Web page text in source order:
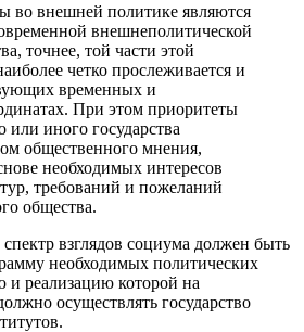
во внешней политике являются
внешнеполитической
точнее, той части этой
четко прослеживается и
временных и
При этом приоритеты
иного государства
общественного мнения,
необходимых интересов
требований и пожеланий
общества.
взглядов социума должен быть
необходимых политических
и реализацию которой на
осуществлять государство